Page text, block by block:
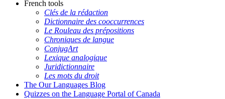
French tools
Clés de la rédaction
Dictionnaire des cooccurrences
Le Rouleau des prépositions
Chroniques de langue
ConjugArt
Lexique analogique
Juridictionnaire
Les mots du droit
The Our Languages Blog
Quizzes on the Language Portal of Canada